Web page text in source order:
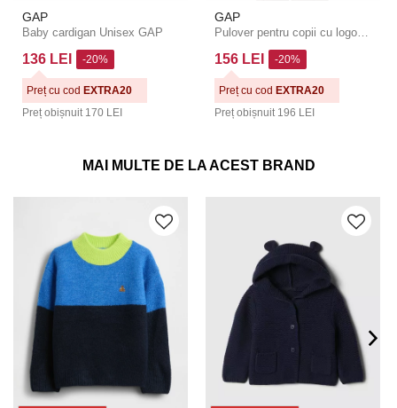
GAP
Baby cardigan Unisex GAP
136 LEI
Preț obișnuit 170 LEI
-20%
Preț cu cod EXTRA20
GAP
156 LEI
Preț obișnuit 196 LEI
-20%
Preț cu cod EXTRA20
MAI MULTE DE LA ACEST BRAND